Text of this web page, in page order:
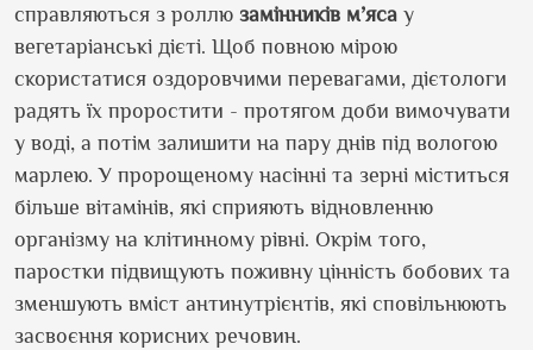
справляються з роллю замінників м’яса у
вегетаріанські дієті. Щоб повною мірою
скористатися оздоровчими перевагами, дієтологи
радять їх проростити - протягом доби вимочувати
у воді, а потім залишити на пару днів під вологою
марлею. У пророщеному насінні та зерні міститься
більше вітамінів, які сприяють відновленню
організму на клітинному рівні. Окрім того,
паростки підвищують поживну цінність бобових та
зменшують вміст антинутрієнтів, які сповільнюють
засвоєння корисних речовин.